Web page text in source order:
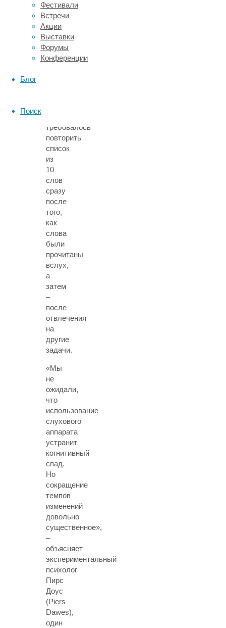
Фестивали
Встречи
Акции
Выставки
Форумы
Конференции
Блог
Поиск
2014)
в
виде
серии
тестов
лицом
требовалось
повторить
список
из
10
слов
сразу
после
того,
как
слова
были
прочитаны
вслух,
а
затем
–
после
отвлечения
на
другие
задачи.
«Мы
не
ожидали,
что
использование
слухового
аппарата
устранит
когнитивный
спад.
Но
сокращение
темпов
изменений
довольно
существенное»,
–
объясняет
экспериментальный
психолог
Пирс
Доус
(Piers
Dawes),
один